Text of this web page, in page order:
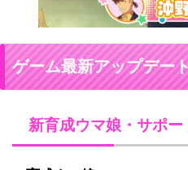
ゲーム最新アップデー
新育成ウマ娘・サポー